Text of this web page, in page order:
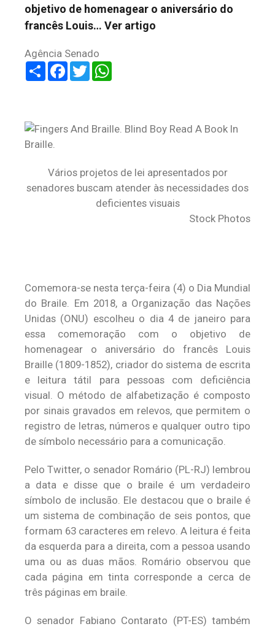
objetivo de homenagear o aniversário do
francês Louis… Ver artigo
Agência Senado
ShareFacebook
Twitter
Vários projetos de lei apresentados por
senadores buscam atender às necessidades dos
deficientes visuais
Stock Photos
Comemora-se nesta terça-feira (4) o Dia Mundial
do Braile. Em 2018, a Organização das Nações
Unidas (ONU) escolheu o dia 4 de janeiro para
essa comemoração com o objetivo de
homenagear o aniversário do francês Louis
Braille (1809-1852), criador do sistema de escrita
e leitura tátil para pessoas com deficiência
visual. O método de alfabetização é composto
por sinais gravados em relevos, que permitem o
registro de letras, números e qualquer outro tipo
de símbolo necessário para a comunicação.
Pelo Twitter, o senador Romário (PL-RJ) lembrou
a data e disse que o braile é um verdadeiro
símbolo de inclusão. Ele destacou que o braile é
um sistema de combinação de seis pontos, que
formam 63 caracteres em relevo. A leitura é feita
da esquerda para a direita, com a pessoa usando
uma ou as duas mãos. Romário observou que
cada página em tinta corresponde a cerca de
três páginas em braile.
O senador Fabiano Contarato (PT-ES) também